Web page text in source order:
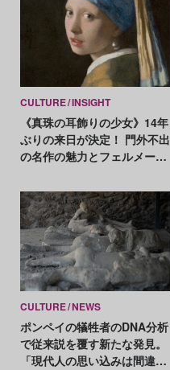
CULTURE INSIGHT
《真珠の耳飾りの少女》14年
ぶりの来日が決定！ 門外不出
の名作の魅力とフェルメール
CULTURE NEWS
ポンペイの犠牲者のDNA分析
で従来説を覆す新たな発見。
「現代人の思い込みは間違っ